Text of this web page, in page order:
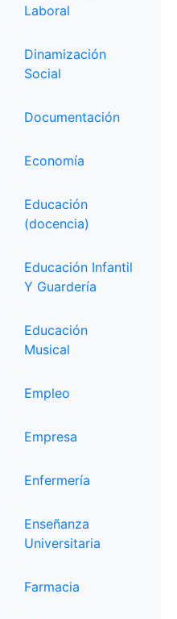
Laboral
Dinamización
Social
Documentación
Economía
Educación
(docencia)
Educación Infantil
Y Guardería
Educación
Musical
Empleo
Empresa
Enfermería
Enseñanza
Universitaria
Farmacia